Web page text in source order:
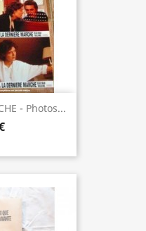
- Photos...